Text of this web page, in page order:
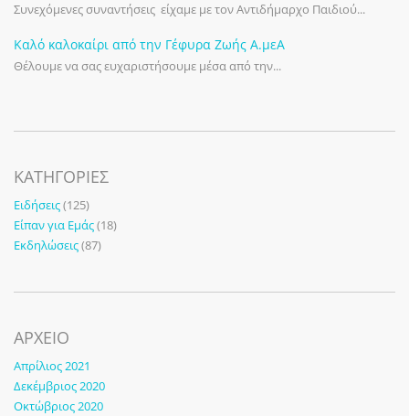
Συνεχόμενες συναντήσεις είχαμε με τον Αντιδήμαρχο Παιδιού...
Καλό καλοκαίρι από την Γέφυρα Ζωής Α.μεΑ
Θέλουμε να σας ευχαριστήσουμε μέσα από την...
KΑΤΗΓΟΡΊΕΣ
Ειδήσεις(125)
Είπαν για Εμάς(18)
Εκδηλώσεις(87)
ΑΡΧΕΙΟ
Απρίλιος 2021
Δεκέμβριος 2020
Οκτώβριος 2020